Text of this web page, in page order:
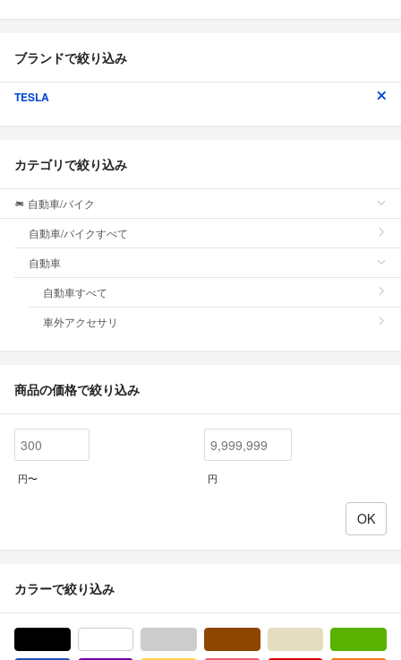
ブランドで絞り込み
TESLA
カテゴリで絞り込み
自動車/バイク
自動車/バイクすべて
自動車
自動車すべて
車外アクセサリ
商品の価格で絞り込み
円〜 円
カラーで絞り込み